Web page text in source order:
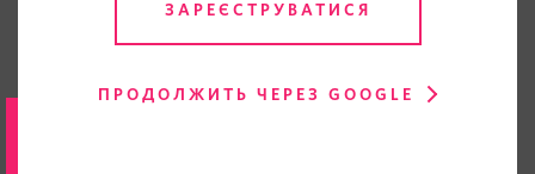
ЗАРЕЄСТРУВАТИСЯ
ПРОДОЛЖИТЬ ЧЕРЕЗ GOOGLE